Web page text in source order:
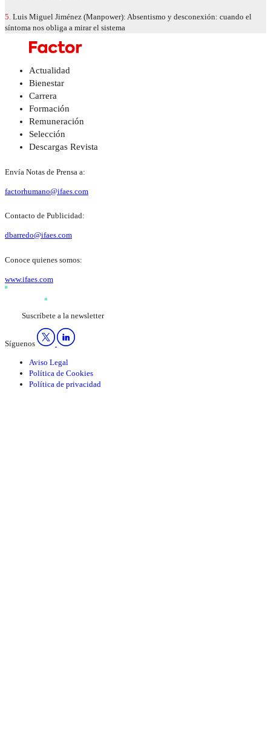
5. Luis Miguel Jiménez (Manpower): Absentismo y desconexión: cuando el
síntoma nos obliga a mirar el sistema
Actualidad
Bienestar
Carrera
Formación
Remuneración
Selección
Descargas Revista
Envía Notas de Prensa a:
factorhumano@ifaes.com
Contacto de Publicidad:
dbarredo@ifaes.com
Conoce quienes somos:
www.ifaes.com
Suscríbete a la newsletter
Síguenos
Aviso Legal
Política de Cookies
Política de privacidad